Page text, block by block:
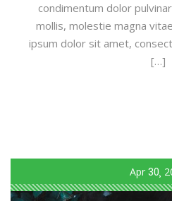
condimentum dolor
mollis, molestie magna
ipsum dolor sit amet,
[…]
Apr 30